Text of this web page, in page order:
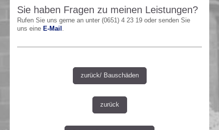
Sie haben Fragen zu meinen Leistungen?
Rufen Sie uns gerne an unter (0651) 4 23 19 oder senden Sie
uns eine E-Mail
zurück/ Bauschäden
zurück